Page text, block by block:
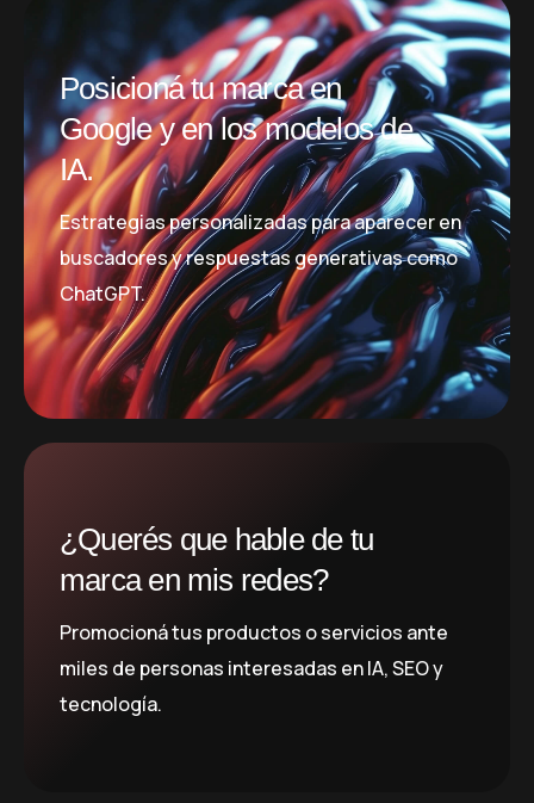
Posicioná tu marca en
Google y en los modelos de
IA.
Estrategias personalizadas para aparecer en
buscadores y respuestas generativas como
ChatGPT.
¿Querés que hable de tu
marca en mis redes?
Promocioná tus productos o servicios ante
miles de personas interesadas en IA, SEO y
tecnología.